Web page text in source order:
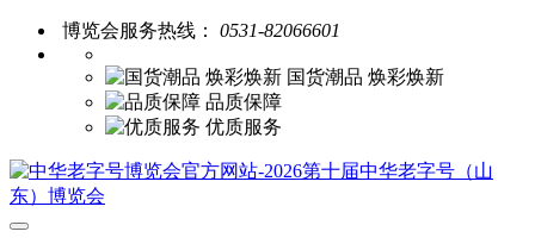
博览会服务热线： 0531-82066601
国货潮品 焕彩焕新
品质保障
优质服务